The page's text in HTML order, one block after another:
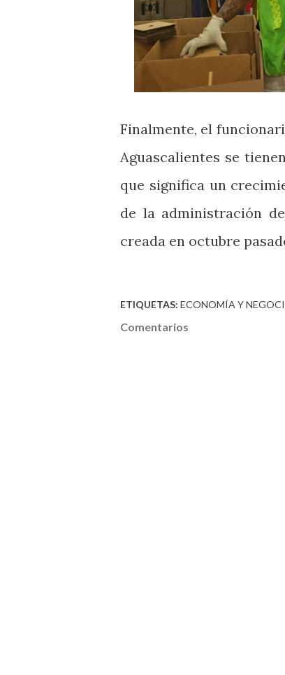
Finalmente, el
Aguascalientes se
que significa un
de la administración
creada en octubre
ETIQUETAS: ECONOMÍA Y
Comentarios